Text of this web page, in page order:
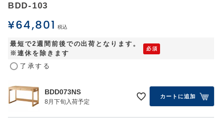
BDD-103
¥64,801 税込
最短で2週間前後での出荷となります。
※連休を除きます
了承する
BDD073NS
8月下旬入荷予定
カートに追加